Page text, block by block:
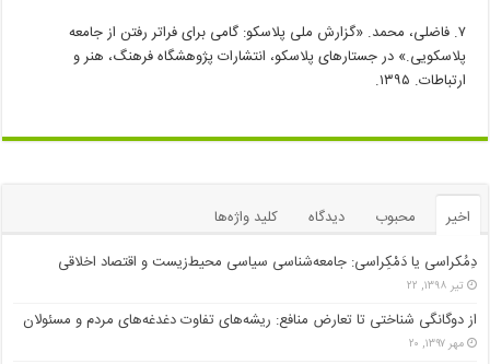
۷. فاضلی، محمد. «گزارش ملی پلاسکو: گامی برای فراتر رفتن از جامعه
پلاسکویی.» در جستارهای پلاسکو، انتشارات پژوهشگاه فرهنگ، هنر و
ارتباطات. ۱۳۹۵.
اخیر محبوب دیدگاه
کلید واژه‌ها
دِمُکراسی یا دَمْکِراسی: جامعه‌شناسی سیاسی محیط‌زیست و اقتصاد اخلاقی
تیر ۱۳۹۸, ۲۲
از دوگانگی شناختی تا تعارض منافع: ریشه‌های تفاوت دغدغه‌های مردم و مسئولان
مهر ۱۳۹۷, ۲۰